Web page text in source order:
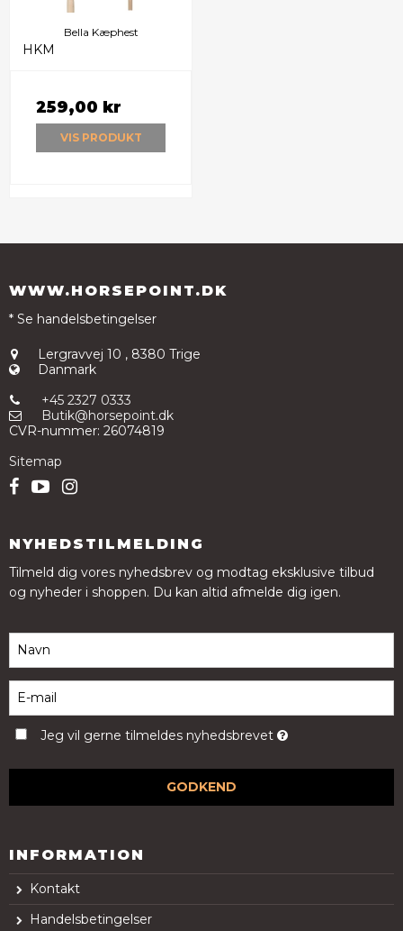
Bella Kæphest
HKM
259,00 kr
VIS PRODUKT
WWW.HORSEPOINT.DK
* Se handelsbetingelser
Lergravvej 10 , 8380 Trige
Danmark
+45 2327 0333
Butik@horsepoint.dk
CVR-nummer: 26074819
Sitemap
NYHEDSTILMELDING
Tilmeld dig vores nyhedsbrev og modtag eksklusive tilbud
og nyheder i shoppen. Du kan altid afmelde dig igen.
Jeg vil gerne tilmeldes nyhedsbrevet
GODKEND
INFORMATION
Kontakt
Handelsbetingelser